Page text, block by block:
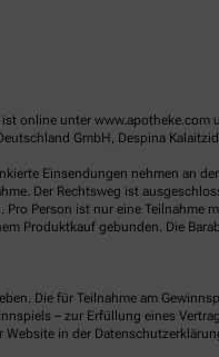
online unter
GmbH, Despina
Einsendungen nehmen an
Der Rechtsweg ist
Person ist nur eine Teilnahme
Produktkauf gebunden. Die
Die für Teilnahme am
– zur Erfüllung eines
in der